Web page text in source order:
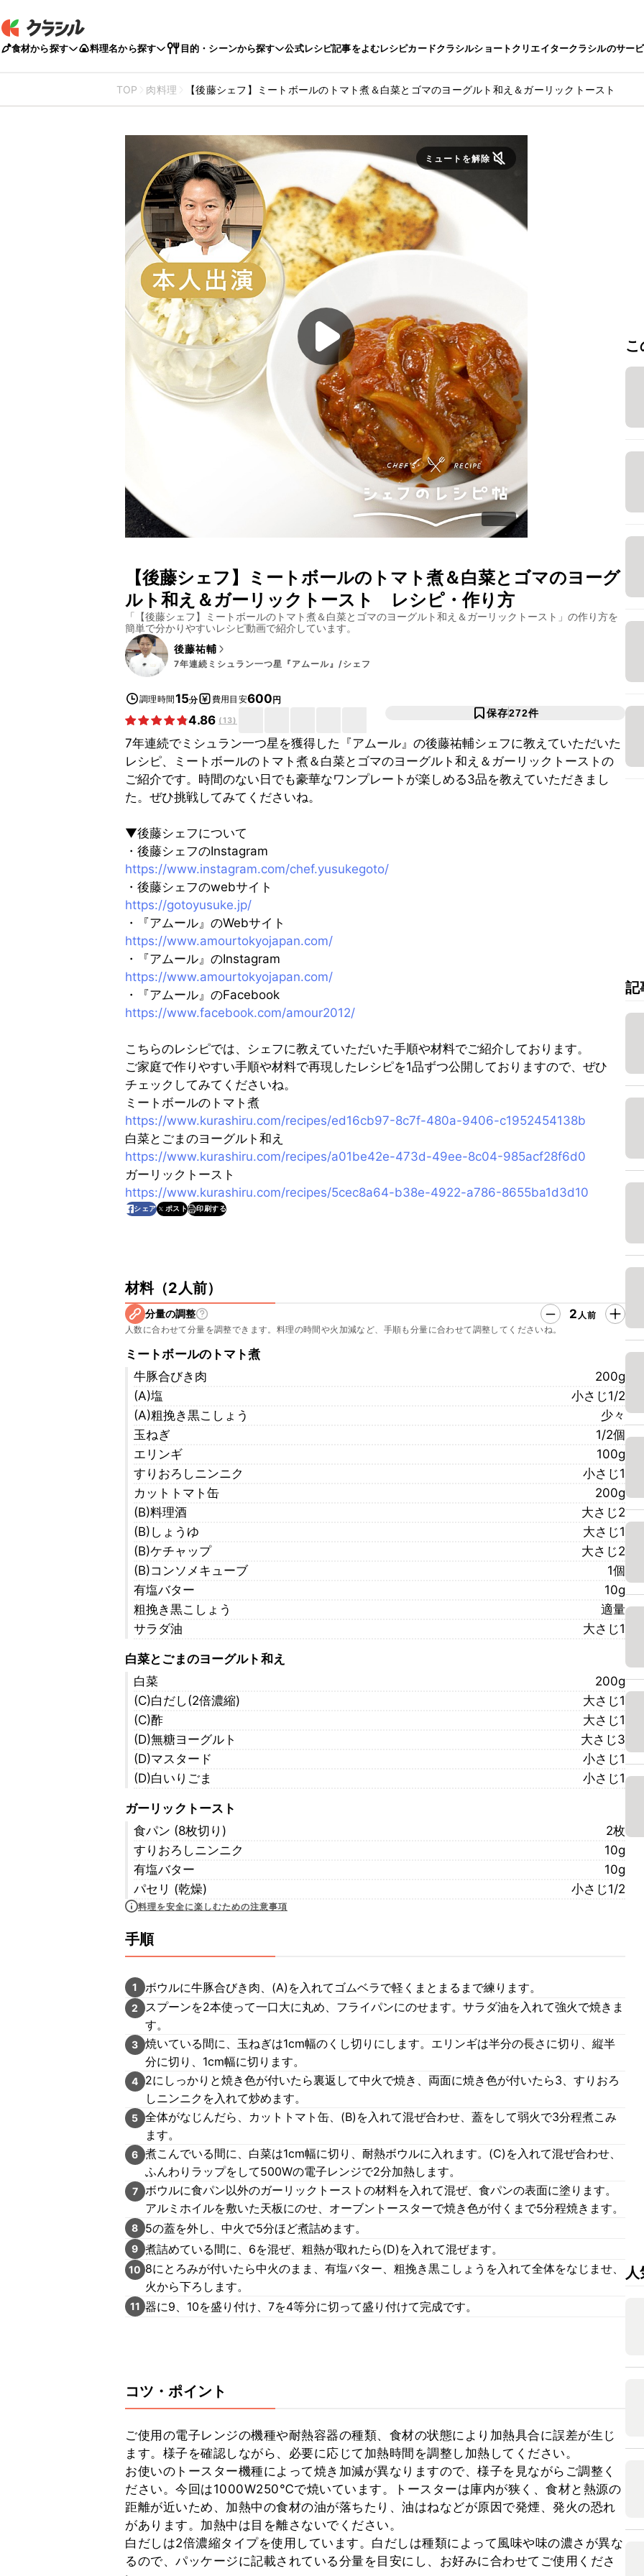
食材から探す 料理名から探す 目的・シーンから探す 公式レシピ記事をよむレシピカードクラシルショートクリエイタークラシルのサー
TOP 肉料理 【後藤シェフ】ミートボールのトマト煮＆白菜とゴマのヨーグルト和え＆ガーリックトースト
ミュートを解除
【後藤シェフ】ミートボールのトマト煮＆白菜とゴマのヨーグ
ルト和え＆ガーリックトースト
レシピ・作り方
「 【後藤シェフ】ミートボールのトマト煮＆白菜とゴマのヨーグルト和え＆ガーリックトースト 」の作り方を
簡単で分かりやすいレシピ動画で紹介しています。
後藤祐輔
7年連続ミシュラン一つ星『アムール』/シェフ
調理時間15分 費用目安600円
4.86 (13)
保存272件
7年連続でミシュラン一つ星を獲得した『アムール』の後藤祐輔シェフに教えていただいた
レシピ、ミートボールのトマト煮＆白菜とゴマのヨーグルト和え＆ガーリックトーストの
ご紹介です。時間のない日でも豪華なワンプレートが楽しめる3品を教えていただきまし
た。ぜひ挑戦してみてくださいね。
▼後藤シェフについて
・後藤シェフのInstagram
https://www.instagram.com/chef.yusukegoto/
・後藤シェフのwebサイト
https://gotoyusuke.jp/
・『アムール』のWebサイト
https://www.amourtokyojapan.com/
・『アムール』のInstagram
https://www.amourtokyojapan.com/
・『アムール』のFacebook
https://www.facebook.com/amour2012/
こちらのレシピでは、シェフに教えていただいた手順や材料でご紹介しております。
ご家庭で作りやすい手順や材料で再現したレシピを1品ずつ公開しておりますので、ぜひ
チェックしてみてくださいね。
ミートボールのトマト煮
https://www.kurashiru.com/recipes/ed16cb97-8c7f-480a-9406-c1952454138b
白菜とごまのヨーグルト和え
https://www.kurashiru.com/recipes/a01be42e-473d-49ee-8c04-985acf28f6d0
ガーリックトースト
https://www.kurashiru.com/recipes/5cec8a64-b38e-4922-a786-8655ba1d3d10
シェア ポスト 印刷する
材料（2人前）
分量の調整 2 人前
人数に合わせて分量を調整できます。料理の時間や火加減など、手順も分量に合わせて調整してくださいね。
ミートボールのトマト煮
牛豚合びき肉
200g
(A)塩
小さじ1/2
(A)粗挽き黒こしょう
少々
玉ねぎ
1/2個
エリンギ
100g
すりおろしニンニク
小さじ1
カットトマト缶
200g
(B)料理酒
大さじ2
(B)しょうゆ
大さじ1
(B)ケチャップ
大さじ2
(B)コンソメキューブ
1個
有塩バター
10g
粗挽き黒こしょう
適量
サラダ油
大さじ1
白菜とごまのヨーグルト和え
白菜
200g
(C)白だし(2倍濃縮)
大さじ1
(C)酢
大さじ1
(D)無糖ヨーグルト
大さじ3
(D)マスタード
小さじ1
(D)白いりごま
小さじ1
ガーリックトースト
食パン (8枚切り)
2枚
すりおろしニンニク
10g
有塩バター
10g
パセリ (乾燥)
小さじ1/2
料理を安全に楽しむための注意事項
手順
1 ボウルに牛豚合びき肉、(A)を入れてゴムベラで軽くまとまるまで練ります。
2
スプーンを2本使って一口大に丸め、フライパンにのせます。サラダ油を入れて強火で焼きま
す。
3 焼いている間に、玉ねぎは1cm幅のくし切りにします。エリンギは半分の長さに切り、縦半
分に切り、1cm幅に切ります。
4
2にしっかりと焼き色が付いたら裏返して中火で焼き、両面に焼き色が付いたら3、すりおろ
しニンニクを入れて炒めます。
5 全体がなじんだら、カットトマト缶、(B)を入れて混ぜ合わせ、蓋をして弱火で3分程煮こみ
ます。
6 煮こんでいる間に、白菜は1cm幅に切り、耐熱ボウルに入れます。(C)を入れて混ぜ合わせ、
ふんわりラップをして500Wの電子レンジで2分加熱します。
7 ボウルに食パン以外のガーリックトーストの材料を入れて混ぜ、食パンの表面に塗ります。
アルミホイルを敷いた天板にのせ、オーブントースターで焼き色が付くまで5分程焼きます。
8 5の蓋を外し、中火で5分ほど煮詰めます。
9 煮詰めている間に、6を混ぜ、粗熱が取れたら(D)を入れて混ぜます。
10 8にとろみが付いたら中火のまま、有塩バター、粗挽き黒こしょうを入れて全体をなじませ、
火から下ろします。
11 器に9、10を盛り付け、7を4等分に切って盛り付けて完成です。
コツ・ポイント
ご使用の電子レンジの機種や耐熱容器の種類、食材の状態により加熱具合に誤差が生じ
ます。様子を確認しながら、必要に応じて加熱時間を調整し加熱してください。
お使いのトースター機種によって焼き加減が異なりますので、様子を見ながらご調整く
ださい。今回は1000W250℃で焼いています。トースターは庫内が狭く、食材と熱源の
距離が近いため、加熱中の食材の油が落ちたり、油はねなどが原因で発煙、発火の恐れ
があります。加熱中は目を離さないでください。
白だしは2倍濃縮タイプを使用しています。白だしは種類によって風味や味の濃さが異な
るので、パッケージに記載されている分量を目安にし、お好みに合わせてご使用くださ
記